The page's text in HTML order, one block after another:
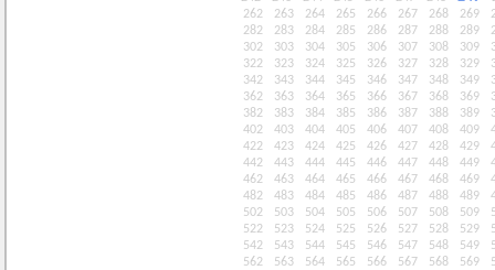
262
263 264 265 266 267 268 269
282
283 284 285 286 287 288 289
302
303 304 305 306 307 308 309
322
323 324 325 326 327 328 329
342
343 344 345 346 347 348 349
362
363 364 365 366 367 368 369
382
383 384 385 386 387 388 389
402
403 404 405 406 407 408 409
422
423 424 425 426 427 428 429
442
443 444 445 446 447 448 449
462
463 464 465 466 467 468 469
482
483 484 485 486 487 488 489
502
503 504 505 506 507 508 509
522
523 524 525 526 527 528 529
542
543 544 545 546 547 548 549
562
563 564 565 566 567 568 569